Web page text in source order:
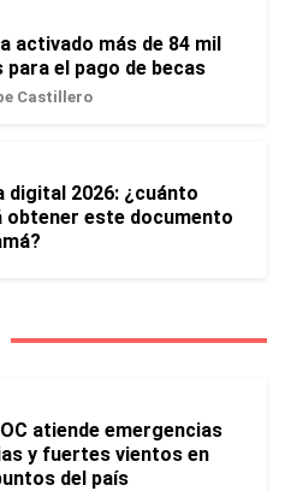
activado más de 84 mil
el pago de becas
Castillero
digital 2026: ¿cuánto
obtener este documento
atiende emergencias
y fuertes vientos en
del país